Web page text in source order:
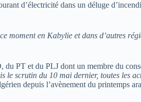
d’électricité dans un déluge
moment en Kabylie et dans d’autres
du PT et du PLJ dont un membre du
scrutin du 10 mai dernier, toutes les
depuis l’avènement du printemps